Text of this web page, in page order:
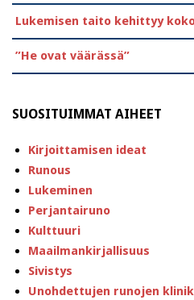
Lukemisen taito kehittyy
”He ovat väärässä”
SUOSITUIMMAT AIHEET
Kirjoittamisen ideat
Runous
Lukeminen
Perjantairuno
Kulttuuri
Maailmankirjallisuus
Sivistys
Unohdettujen runojen